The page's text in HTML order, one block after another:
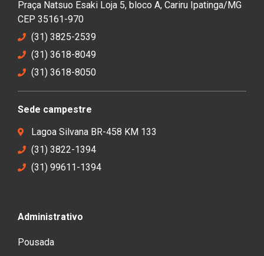
Praça Natsuo Esaki Loja 5, bloco A, Cariru Ipatinga/MG
CEP 35161-970
(31) 3825-2539
(31) 3618-8049
(31) 3618-8050
Sede campestre
Lagoa Silvana BR-458 KM 133
(31) 3822-1394
(31) 99611-1394
Administrativo
Pousada